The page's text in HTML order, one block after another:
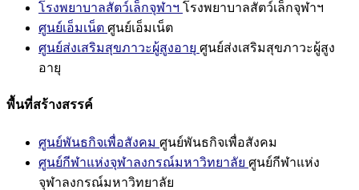
โรงพยาบาลสัตว์เล็กจุฬาฯ โรงพยาบาลสัตว์เล็กจุฬาฯ
ศูนย์เอ็มเน็ต ศูนย์เอ็มเน็ต
ศูนย์ส่งเสริมสุขภาวะผู้สูงอายุ ศูนย์ส่งเสริมสุขภาวะผู้สูง
อายุ
พื้นที่สร้างสรรค์
ศูนย์พันธกิจเพื่อสังคม ศูนย์พันธกิจเพื่อสังคม
ศูนย์กีฬาแห่งจุฬาลงกรณ์มหาวิทยาลัย ศูนย์กีฬาแห่ง
จุฬาลงกรณ์มหาวิทยาลัย